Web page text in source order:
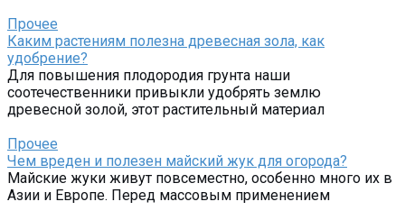
Прочее
Каким растениям полезна древесная зола, как
удобрение?
Для повышения плодородия грунта наши
соотечественники привыкли удобрять землю
древесной золой, этот растительный материал
Прочее
Чем вреден и полезен майский жук для огорода?
Майские жуки живут повсеместно, особенно много их в
Азии и Европе. Перед массовым применением